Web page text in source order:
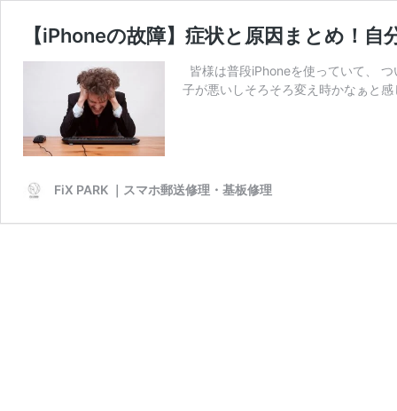
【iPhoneの故障】症状と原因まとめ！
皆様は普段iPhoneを使っていて、
子が悪いしそろそろ変え時かなぁと
FiX PARK ｜スマホ郵送修理・基板修理